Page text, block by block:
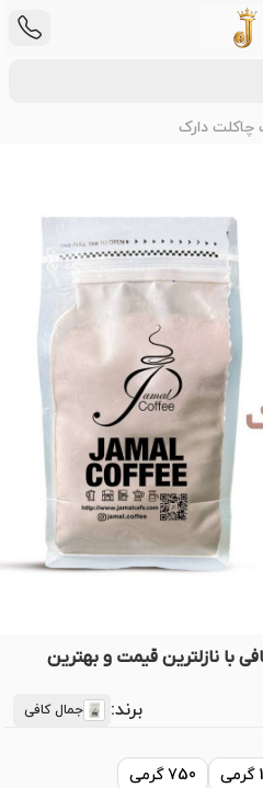
چاکلت دارک
با نازلترین قیمت و بهترین
برند: جمال کافی
750 گرمی